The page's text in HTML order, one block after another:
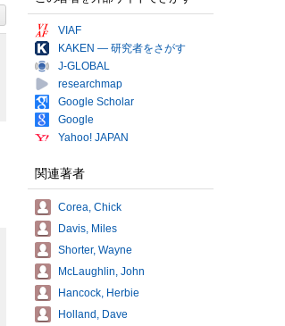
VIAF
KAKEN — 研究者をさがす
J-GLOBAL
researchmap
Google Scholar
Google
Yahoo! JAPAN
関連著者
Corea, Chick
Davis, Miles
Shorter, Wayne
McLaughlin, John
Hancock, Herbie
Holland, Dave